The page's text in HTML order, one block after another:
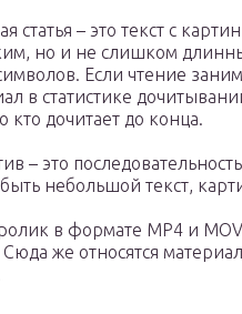
статья – это текст с
но и не слишком
Если чтение
в статистике
кто дочитает до конца.
– это
небольшой текст,
в формате MP4 и
же относятся